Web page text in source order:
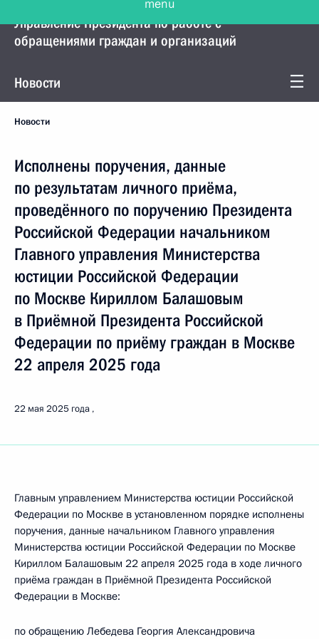
Управление Президента по работе с
обращениями граждан и организаций
Новости
Новости
Исполнены поручения, данные
по результатам личного приёма,
проведённого по поручению Президента
Российской Федерации начальником
Главного управления Министерства
юстиции Российской Федерации
по Москве Кириллом Балашовым
в Приёмной Президента Российской
Федерации по приёму граждан в Москве
22 апреля 2025 года
22 мая 2025 года
Главным управлением Министерства юстиции Российской
Федерации по Москве в установленном порядке исполнены
поручения, данные начальником Главного управления
Министерства юстиции Российской Федерации по Москве
Кириллом Балашовым 22 апреля 2025 года в ходе личного
приёма граждан в Приёмной Президента Российской
Федерации в Москве:
по обращению Лебедева Георгия Александровича